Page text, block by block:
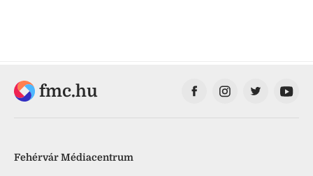
fmc.hu
Fehérvár Médiacentrum